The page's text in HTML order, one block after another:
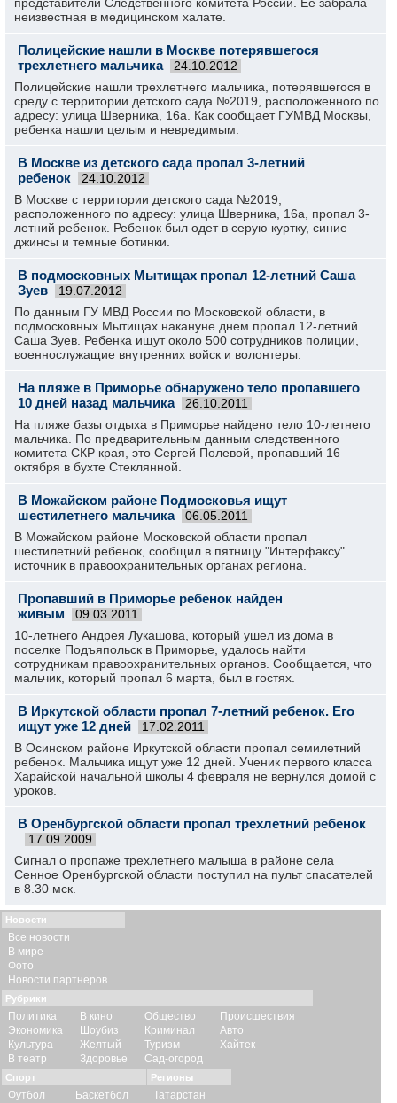
неизвестная в медицинском халате.
Полицейские нашли в Москве потерявшегося
трехлетнего мальчика
24.10.2012
Полицейские нашли трехлетнего мальчика, потерявшегося в
среду с территории детского сада №2019, расположенного по
адресу: улица Шверника, 16а. Как сообщает ГУМВД Москвы,
ребенка нашли целым и невредимым.
В Москве из детского сада пропал 3-летний
ребенок
24.10.2012
В Москве с территории детского сада №2019,
расположенного по адресу: улица Шверника, 16а, пропал 3-
летний ребенок. Ребенок был одет в серую куртку, синие
джинсы и темные ботинки.
В подмосковных Мытищах пропал 12-летний Саша
Зуев
19.07.2012
По данным ГУ МВД России по Московской области, в
подмосковных Мытищах накануне днем пропал 12-летний
Саша Зуев. Ребенка ищут около 500 сотрудников полиции,
военнослужащие внутренних войск и волонтеры.
На пляже в Приморье обнаружено тело пропавшего
10 дней назад мальчика
26.10.2011
На пляже базы отдыха в Приморье найдено тело 10-летнего
мальчика. По предварительным данным следственного
комитета СКР края, это Сергей Полевой, пропавший 16
октября в бухте Стеклянной.
В Можайском районе Подмосковья ищут
шестилетнего мальчика
06.05.2011
В Можайском районе Московской области пропал
шестилетний ребенок, сообщил в пятницу "Интерфаксу"
источник в правоохранительных органах региона.
Пропавший в Приморье ребенок найден
живым
09.03.2011
10-летнего Андрея Лукашова, который ушел из дома в
поселке Подъяпольск в Приморье, удалось найти
сотрудникам правоохранительных органов. Сообщается, что
мальчик, который пропал 6 марта, был в гостях.
В Иркутской области пропал 7-летний ребенок. Его
ищут уже 12 дней
17.02.2011
В Осинском районе Иркутской области пропал семилетний
ребенок. Мальчика ищут уже 12 дней. Ученик первого класса
Харайской начальной школы 4 февраля не вернулся домой с
уроков.
В Оренбургской области пропал трехлетний ребенок
17.09.2009
Сигнал о пропаже трехлетнего малыша в районе села
Сенное Оренбургской области поступил на пульт спасателей
в 8.30 мск.
Новости
Все новости
В мире
Фото
Новости партнеров
Рубрики
Политика
Экономика
Культура
В театр
В кино
Шоубиз
Желтый
Здоровье
Общество
Криминал
Туризм
Сад-огород
Происшествия
Авто
Хайтек
Спорт
Футбол Баскетбол
Регионы
Татарстан